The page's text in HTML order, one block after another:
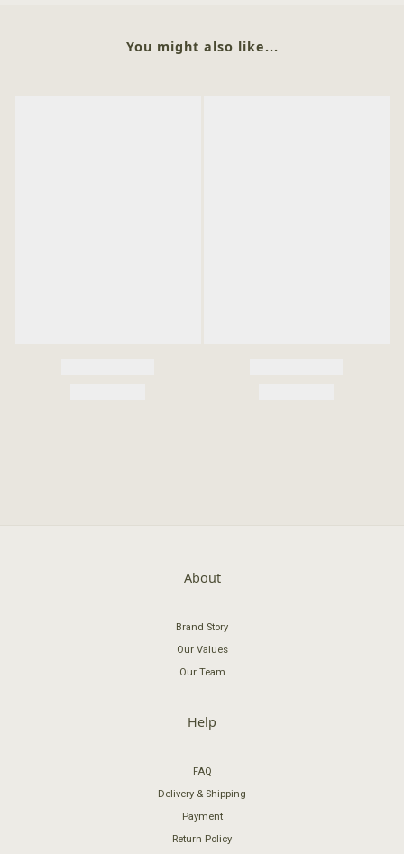
You might also like...
About
Brand Story
Our Values
Our Team
Help
FAQ
Delivery & Shipping
Payment
Return Policy